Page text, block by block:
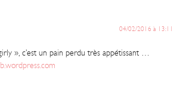
04/02/2016 à 13:11
», c’est un pain perdu très appétissant …